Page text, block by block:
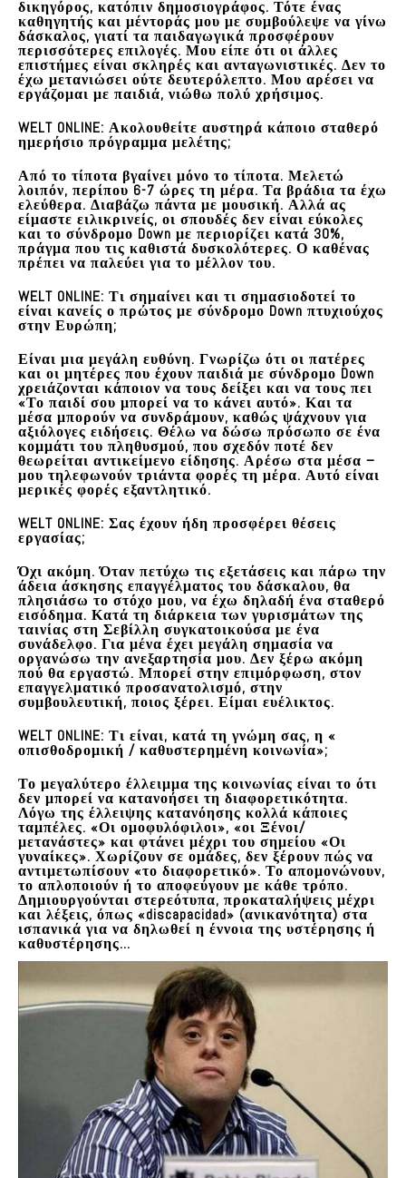
δικηγόρος, κατόπιν δημοσιογράφος. Τότε ένας
καθηγητής και μέντοράς μου με συμβούλεψε να γίνω
δάσκαλος, γιατί τα παιδαγωγικά προσφέρουν
περισσότερες επιλογές. Μου είπε ότι οι άλλες
επιστήμες είναι σκληρές και ανταγωνιστικές. Δεν το
έχω μετανιώσει ούτε δευτερόλεπτο. Μου αρέσει να
εργάζομαι με παιδιά, νιώθω πολύ χρήσιμος.
WELT ONLINE: Ακολουθείτε αυστηρά κάποιο σταθερό
ημερήσιο πρόγραμμα μελέτης;
Από το τίποτα βγαίνει μόνο το τίποτα. Μελετώ
λοιπόν, περίπου 6-7 ώρες τη μέρα. Τα βράδια τα έχω
ελεύθερα. Διαβάζω πάντα με μουσική. Αλλά ας
είμαστε ειλικρινείς, οι σπουδές δεν είναι εύκολες
και το σύνδρομο Down με περιορίζει κατά 30%,
πράγμα που τις καθιστά δυσκολότερες. Ο καθένας
πρέπει να παλεύει για το μέλλον του.
WELT ONLINE: Τι σημαίνει και τι σημασιοδοτεί το
είναι κανείς ο πρώτος με σύνδρομο Down πτυχιούχος
στην Ευρώπη;
Είναι μια μεγάλη ευθύνη. Γνωρίζω ότι οι πατέρες
και οι μητέρες που έχουν παιδιά με σύνδρομο Down
χρειάζονται κάποιον να τους δείξει και να τους πει
«Το παιδί σου μπορεί να το κάνει αυτό». Και τα
μέσα μπορούν να συνδράμουν, καθώς ψάχνουν για
αξιόλογες ειδήσεις. Θέλω να δώσω πρόσωπο σε ένα
κομμάτι του πληθυσμού, που σχεδόν ποτέ δεν
θεωρείται αντικείμενο είδησης. Αρέσω στα μέσα –
μου τηλεφωνούν τριάντα φορές τη μέρα. Αυτό είναι
μερικές φορές εξαντλητικό.
WELT ONLINE: Σας έχουν ήδη προσφέρει θέσεις
εργασίας;
Όχι ακόμη. Όταν πετύχω τις εξετάσεις και πάρω την
άδεια άσκησης επαγγέλματος του δάσκαλου, θα
πλησιάσω το στόχο μου, να έχω δηλαδή ένα σταθερό
εισόδημα. Κατά τη διάρκεια των γυρισμάτων της
ταινίας στη Σεβίλλη συγκατοικούσα με ένα
συνάδελφο. Για μένα έχει μεγάλη σημασία να
οργανώσω την ανεξαρτησία μου. Δεν ξέρω ακόμη
πού θα εργαστώ. Μπορεί στην επιμόρφωση, στον
επαγγελματικό προσανατολισμό, στην
συμβουλευτική, ποιος ξέρει. Είμαι ευέλικτος.
WELT ONLINE: Τι είναι, κατά τη γνώμη σας, η «
οπισθοδρομική / καθυστερημένη κοινωνία»;
Το μεγαλύτερο έλλειμμα της κοινωνίας είναι το ότι
δεν μπορεί να κατανοήσει τη διαφορετικότητα.
Λόγω της έλλειψης κατανόησης κολλά κάποιες
ταμπέλες. «Οι ομοφυλόφιλοι», «οι Ξένοι/
μετανάστες» και φτάνει μέχρι του σημείου «Οι
γυναίκες». Χωρίζουν σε ομάδες, δεν ξέρουν πώς να
αντιμετωπίσουν «το διαφορετικό». Το απομονώνουν,
το απλοποιούν ή το αποφεύγουν με κάθε τρόπο.
Δημιουργούνται στερεότυπα, προκαταλήψεις μέχρι
και λέξεις, όπως «discapacidad» (ανικανότητα) στα
ισπανικά για να δηλωθεί η έννοια της υστέρησης ή
καθυστέρησης…